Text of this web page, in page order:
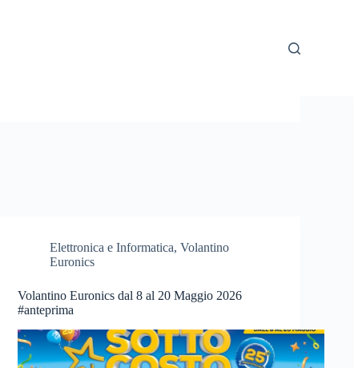
Elettronica e Informatica, Volantino
Euronics
Volantino Euronics dal 8 al 20 Maggio 2026
#anteprima